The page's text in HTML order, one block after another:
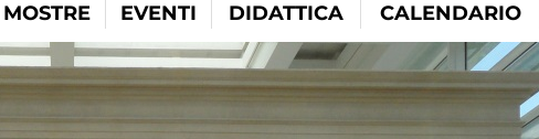
MOSTRE EVENTI DIDATTICA CALENDARIO